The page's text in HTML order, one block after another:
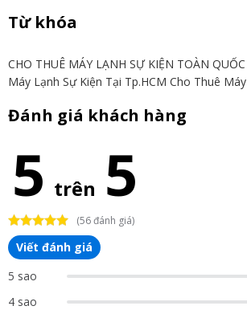
Từ khóa
CHO THUÊ MÁY LẠNH SỰ KIỆN TOÀN QUỐC
Máy Lạnh Sự Kiện Tại Tp.HCM Cho Thuê
Đánh giá khách hàng
5 trên 5
(56 đánh giá)
Viết đánh giá
5 sao
4 sao